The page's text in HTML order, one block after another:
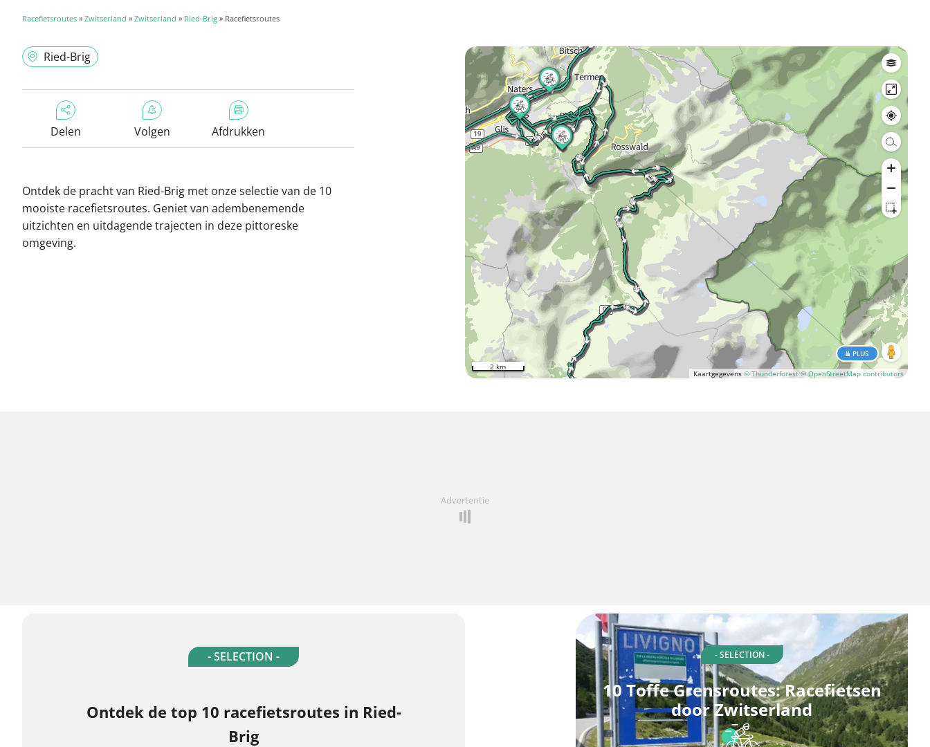
Racefietsroutes » Zwitserland » Zwitserland » Ried-Brig » Racefietsroutes
Ried-Brig
Delen Volgen Afdrukken
Ontdek de pracht van Ried-Brig met onze selectie van de 10
mooiste racefietsroutes. Geniet van adembenemende
uitzichten en uitdagende trajecten in deze pittoreske
omgeving.
Kaartgegevens © Thunderforest © OpenStreetMap contributors
PLUS
2 km
Advertentie
- SELECTION -
Ontdek de top 10 racefietsroutes in Ried-
Brig
- SELECTION -
10 Toffe Grensroutes: Racefietsen
door Zwitserland